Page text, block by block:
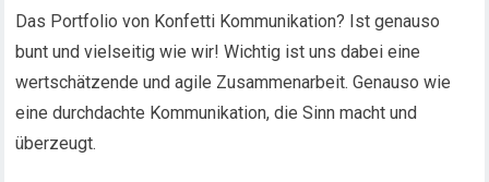
Das Portfolio von Konfetti Kommunikation? Ist genauso
bunt und vielseitig wie wir! Wichtig ist uns dabei eine
wertschätzende und agile Zusammenarbeit. Genauso wie
eine durchdachte Kommunikation, die Sinn macht und
überzeugt.